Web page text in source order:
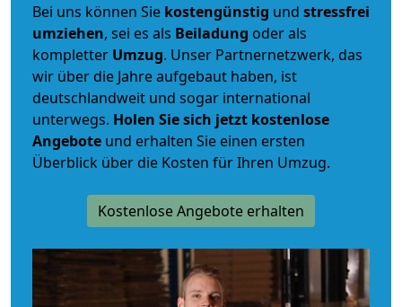
Bei uns können Sie kostengünstig und stressfrei
umziehen, sei es als Beiladung oder als
kompletter Umzug. Unser Partnernetzwerk, das
wir über die Jahre aufgebaut haben, ist
deutschlandweit und sogar international
unterwegs. Holen Sie sich jetzt kostenlose
Angebote und erhalten Sie einen ersten
Überblick über die Kosten für Ihren Umzug.
Kostenlose Angebote erhalten